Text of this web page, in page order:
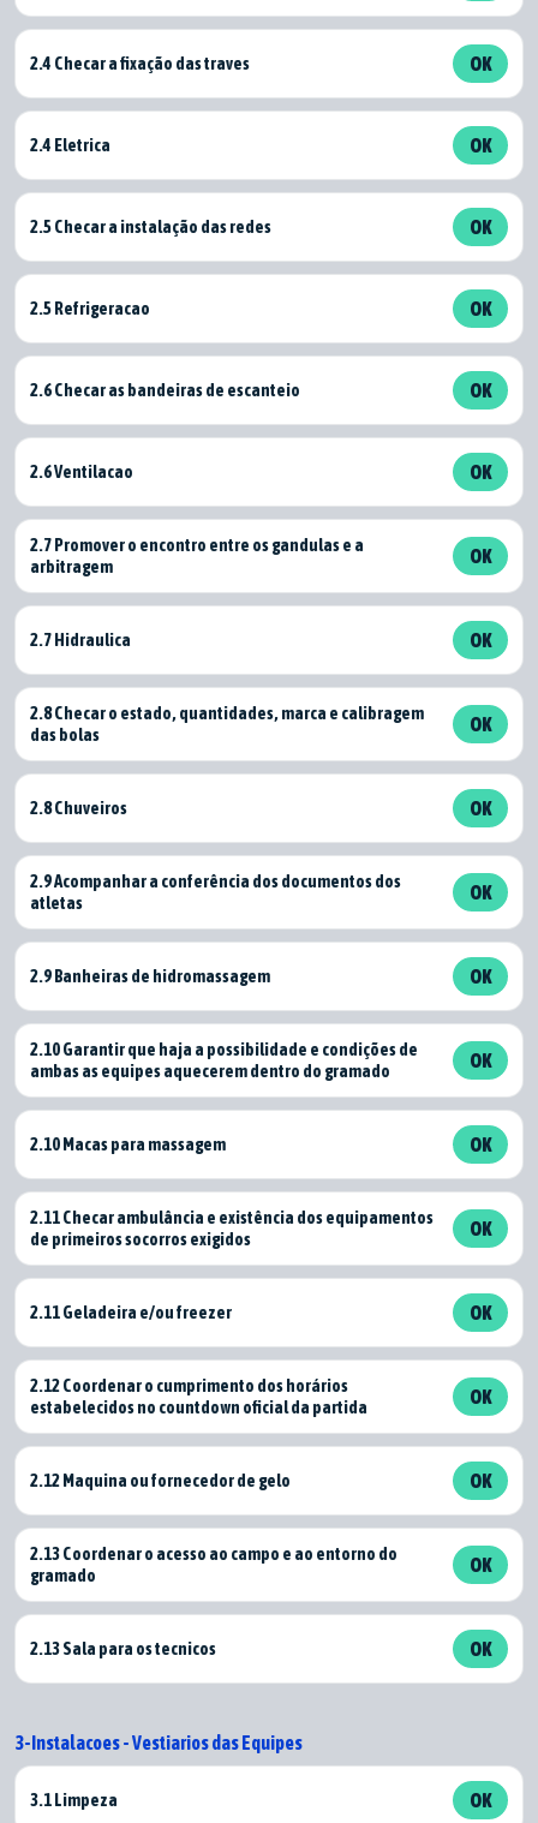
2.4 Checar a fixação das traves OK
2.4 Eletrica OK
2.5 Checar a instalação das redes OK
2.5 Refrigeracao OK
2.6 Checar as bandeiras de escanteio OK
2.6 Ventilacao OK
2.7 Promover o encontro entre os gandulas e a
arbitragem
OK
2.7 Hidraulica OK
2.8 Checar o estado, quantidades, marca e calibragem
das bolas
OK
2.8 Chuveiros OK
2.9 Acompanhar a conferência dos documentos dos
atletas
OK
2.9 Banheiras de hidromassagem OK
2.10 Garantir que haja a possibilidade e condições de
ambas as equipes aquecerem dentro do gramado
OK
2.10 Macas para massagem OK
2.11 Checar ambulância e existência dos equipamentos
de primeiros socorros exigidos
OK
2.11 Geladeira e/ou freezer OK
2.12 Coordenar o cumprimento dos horários
estabelecidos no countdown oficial da partida
OK
2.12 Maquina ou fornecedor de gelo OK
2.13 Coordenar o acesso ao campo e ao entorno do
gramado
OK
2.13 Sala para os tecnicos OK
3-Instalacoes - Vestiarios das Equipes
3.1 Limpeza OK